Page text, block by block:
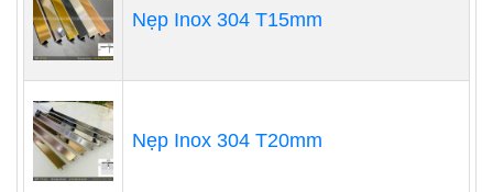
Nẹp Inox 304 T15mm
Nẹp Inox 304 T20mm